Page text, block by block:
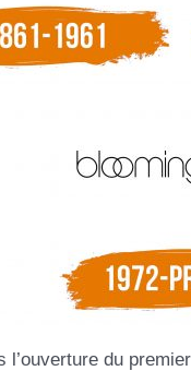
l’ouverture du